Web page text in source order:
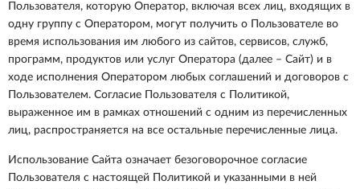
Пользователя, которую Оператор, включая всех лиц, входящих в
одну группу с Оператором, могут получить о Пользователе во
время использования им любого из сайтов, сервисов, служб,
программ, продуктов или услуг Оператора (далее – Сайт) и в
ходе исполнения Оператором любых соглашений и договоров с
Пользователем. Согласие Пользователя с Политикой,
выраженное им в рамках отношений с одним из перечисленных
лиц, распространяется на все остальные перечисленные лица.
Использование Сайта означает безоговорочное согласие
Пользователя с настоящей Политикой и указанными в ней